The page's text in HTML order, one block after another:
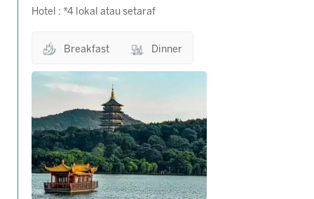
Hotel : *4 lokal atau setaraf
Breakfast Dinner